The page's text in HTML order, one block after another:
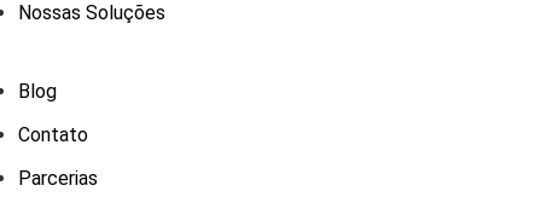
Nossas Soluções
Blog
Contato
Parcerias